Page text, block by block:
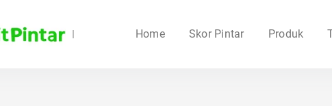
Home Skor Pintar Produk